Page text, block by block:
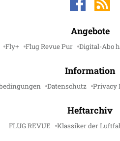
Angebote
Fly+ Flug Revue Pur Digital-Abo
Information
Datenschutz Privacy
Heftarchiv
FLUG REVUE Klassiker der